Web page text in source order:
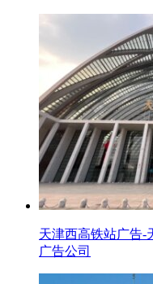
天津西高铁站广告-
广告公司